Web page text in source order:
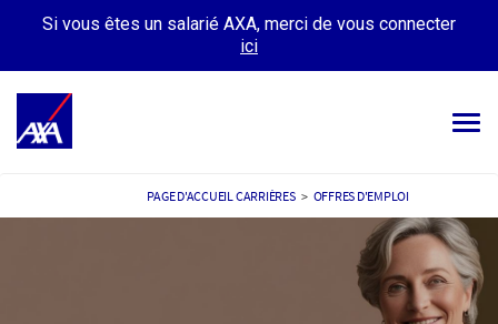
Si vous êtes un salarié AXA, merci de vous connecter
ici
PAGE D'ACCUEIL CARRIÈRES > OFFRES D'EMPLOI